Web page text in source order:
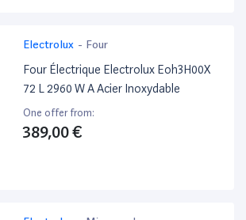
Electrolux - Four
Four Électrique Electrolux Eoh3H00X
72 L 2960 W A Acier Inoxydable
One offer from:
389,00 €